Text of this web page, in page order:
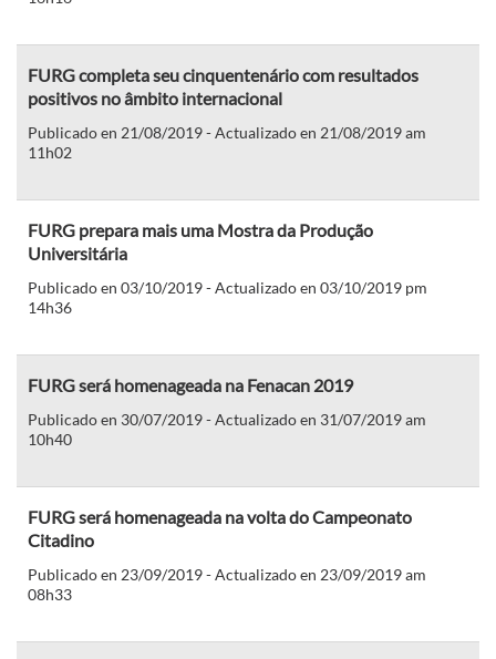
FURG completa seu cinquentenário com resultados
positivos no âmbito internacional
Publicado en 21/08/2019 - Actualizado en 21/08/2019 am
11h02
FURG prepara mais uma Mostra da Produção
Universitária
Publicado en 03/10/2019 - Actualizado en 03/10/2019 pm
14h36
FURG será homenageada na Fenacan 2019
Publicado en 30/07/2019 - Actualizado en 31/07/2019 am
10h40
FURG será homenageada na volta do Campeonato
Citadino
Publicado en 23/09/2019 - Actualizado en 23/09/2019 am
08h33